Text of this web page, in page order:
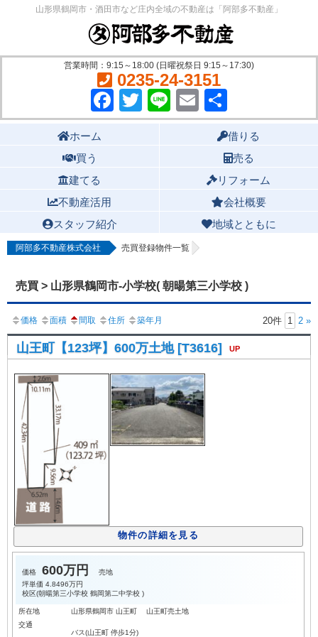
山形県鶴岡市・酒田市など庄内全域の不動産は「阿部多不動産」
営業時間：9:15～18:00 (日曜祝祭日 9:15～17:30)
0235-24-3151
Facebook
Twitter
LineEmail
有
ホーム
借りる
買う
売る
建てる
リフォーム
不動産活用
会社概要
スタッフ紹介
地域とともに
阿部多不動産株式会社 売買登録物件一覧
売買 > 山形県鶴岡市-小学校( 朝暘第三小学校 )
価格 面積 間取 住所 築年月 20件 1 2 »
山王町【123坪】600万土地 [T3616] UP
物件の詳細を見る
価格 600万円
売地
坪単価 4.8496万円
校区(朝暘第三小学校 鶴岡第二中学校 )
所在地
山形県鶴岡市 山王町 山王町売土地
交通
バス(山王町 停歩1分)